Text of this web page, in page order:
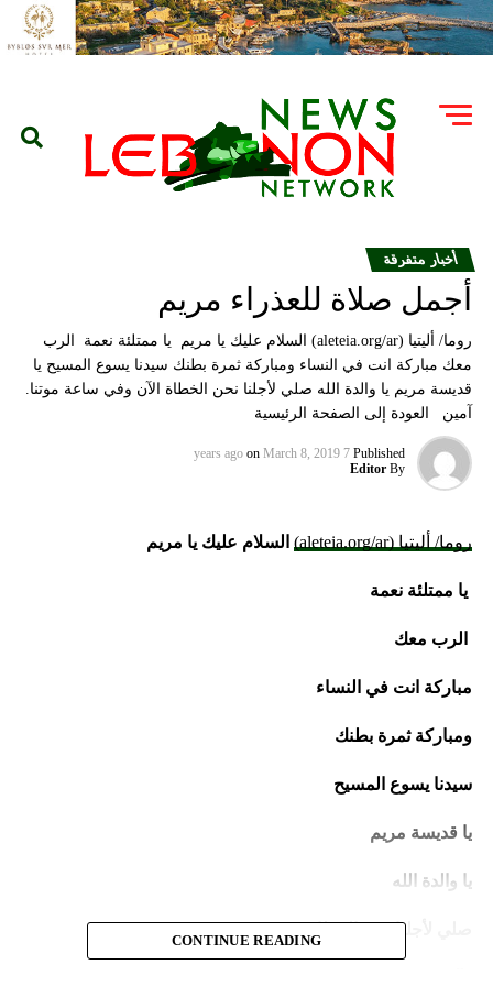
أخبار متفرقة
أجمل صلاة للعذراء مريم
روما/ أليتيا (aleteia.org/ar) السلام عليك يا مريم يا ممتلئة نعمة الرب
معك مباركة انت في النساء ومباركة ثمرة بطنك سيدنا يسوع المسيح يا
قديسة مريم يا والدة الله صلي لأجلنا نحن الخطاة الآن وفي ساعة موتنا.
آمين العودة إلى الصفحة الرئيسية
Published
7 years ago
on March 8, 2019
By
Editor
روما/ أليتيا (aleteia.org/ar) السلام عليك يا مريم
يا ممتلئة نعمة
الرب معك
مباركة انت في النساء
ومباركة ثمرة بطنك
سيدنا يسوع المسيح
يا قديسة مريم
يا والدة الله
صلي لأجلنا نحن الخطاة
CONTINUE READING